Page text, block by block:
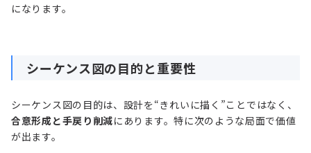
になります。
シーケンス図の目的と重要性
シーケンス図の目的は、設計を“きれいに描く”ことではなく、
合意形成と手戻り削減にあります。特に次のような局面で価値
が出ます。